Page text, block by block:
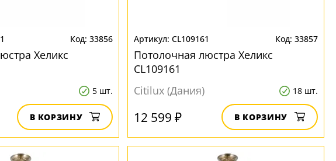
33856
Хеликс
5 шт.
В КОРЗИНУ
CL109161 33857
Потолочная люстра Хеликс
CL109161
Citilux (Дания)
18 шт.
12 599 ₽ В КОРЗИНУ